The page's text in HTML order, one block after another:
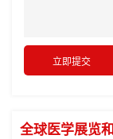
全球医学展览